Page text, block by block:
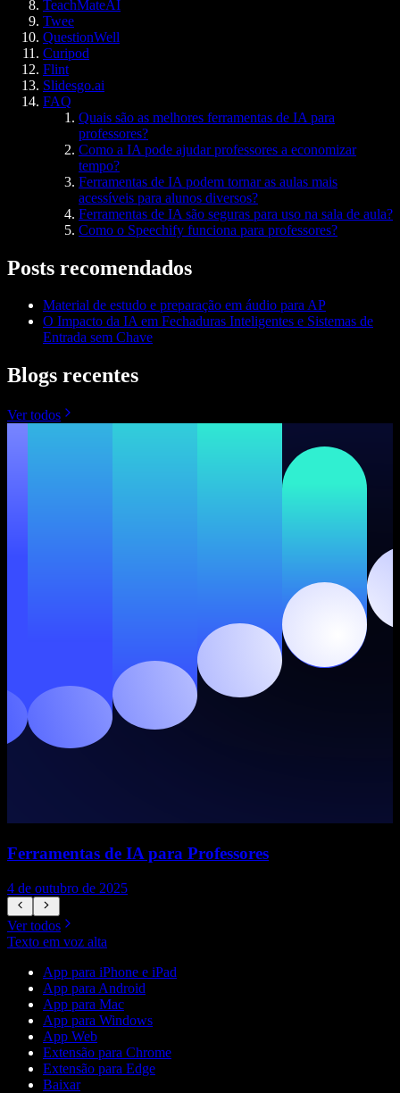
TeachMateAI
Twee
QuestionWell
Curipod
Flint
Slidesgo.ai
FAQ
Quais são as melhores ferramentas de IA para
professores?
Como a IA pode ajudar professores a economizar
tempo?
Ferramentas de IA podem tornar as aulas mais
acessíveis para alunos diversos?
Ferramentas de IA são seguras para uso na sala de aula?
Como o Speechify funciona para professores?
Posts recomendados
Material de estudo e preparação em áudio para AP
O Impacto da IA em Fechaduras Inteligentes e Sistemas de
Entrada sem Chave
Blogs recentes
Ver todos
Ferramentas de IA para Professores
4 de outubro de 2025
Ver todos
Texto em voz alta
App para iPhone e iPad
App para Android
App para Mac
App para Windows
App Web
Extensão para Chrome
Extensão para Edge
Baixar